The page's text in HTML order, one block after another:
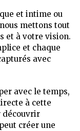
et intime ou
mettons tout
et à votre vision.
et chaque
avec
avec le temps,
à cette
découvrir
créer une